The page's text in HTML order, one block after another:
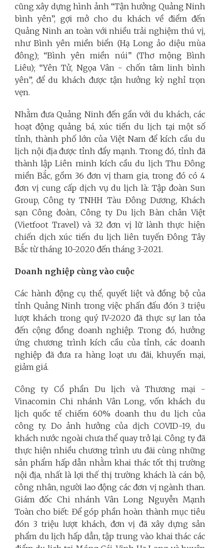
cũng xây dựng hình ảnh “Tận hưởng Quảng Ninh
bình yên”, gợi mở cho du khách về điểm đến
Quảng Ninh an toàn với nhiều trải nghiệm thú vị,
như Bình yên miền biển (Hạ Long ảo diệu mùa
đông); “Bình yên miền núi” (Thơ mộng Bình
Liêu); “Yên Tử, Ngọa Vân - chốn tâm linh bình
yên”, để du khách được tận hưởng kỳ nghỉ trọn
vẹn.
Nhằm đưa Quảng Ninh đến gần với du khách, các
hoạt động quảng bá, xúc tiến du lịch tại một số
tỉnh, thành phố lớn của Việt Nam để kích cầu du
lịch nội địa được tỉnh đẩy mạnh. Trong đó, tỉnh đã
thành lập Liên minh kích cầu du lịch Thu Đông
miền Bắc, gồm 36 đơn vị tham gia, trong đó có 4
đơn vị cung cấp dịch vụ du lịch là: Tập đoàn Sun
Group, Công ty TNHH Tàu Đông Dương, Khách
sạn Công đoàn, Công ty Du lịch Bàn chân Việt
(Vietfoot Travel) và 32 đơn vị lữ lành thực hiện
chiến dịch xúc tiến du lịch liên tuyến Đông Tây
Bắc từ tháng 10-2020 đến tháng 3-2021.
Doanh nghiệp cùng vào cuộc
Các hành động cụ thể, quyết liệt và đồng bộ của
tỉnh Quảng Ninh trong việc phấn đấu đón 3 triệu
lượt khách trong quý IV-2020 đã thực sự lan tỏa
đến cộng đồng doanh nghiệp. Trong đó, hưởng
ứng chương trình kích cầu của tỉnh, các doanh
nghiệp đã đưa ra hàng loạt ưu đãi, khuyến mại,
giảm giá.
Công ty Cổ phần Du lịch và Thương mại -
Vinacomin Chi nhánh Vân Long, vốn khách du
lịch quốc tế chiếm 60% doanh thu du lịch của
công ty. Do ảnh hưởng của dịch COVID-19, du
khách nước ngoài chưa thể quay trở lại. Công ty đã
thực hiện nhiều chương trình ưu đãi cùng những
sản phẩm hấp dẫn nhằm khai thác tốt thị trường
nội địa, nhất là lợi thế thị trường khách là cán bộ,
công nhân, người lao động các đơn vị ngành than.
Giám đốc Chi nhánh Vân Long Nguyễn Mạnh
Toàn cho biết: Để góp phần hoàn thành mục tiêu
đón 3 triệu lượt khách, đơn vị đã xây dựng sản
phẩm du lịch hấp dẫn, tập trung vào khai thác các